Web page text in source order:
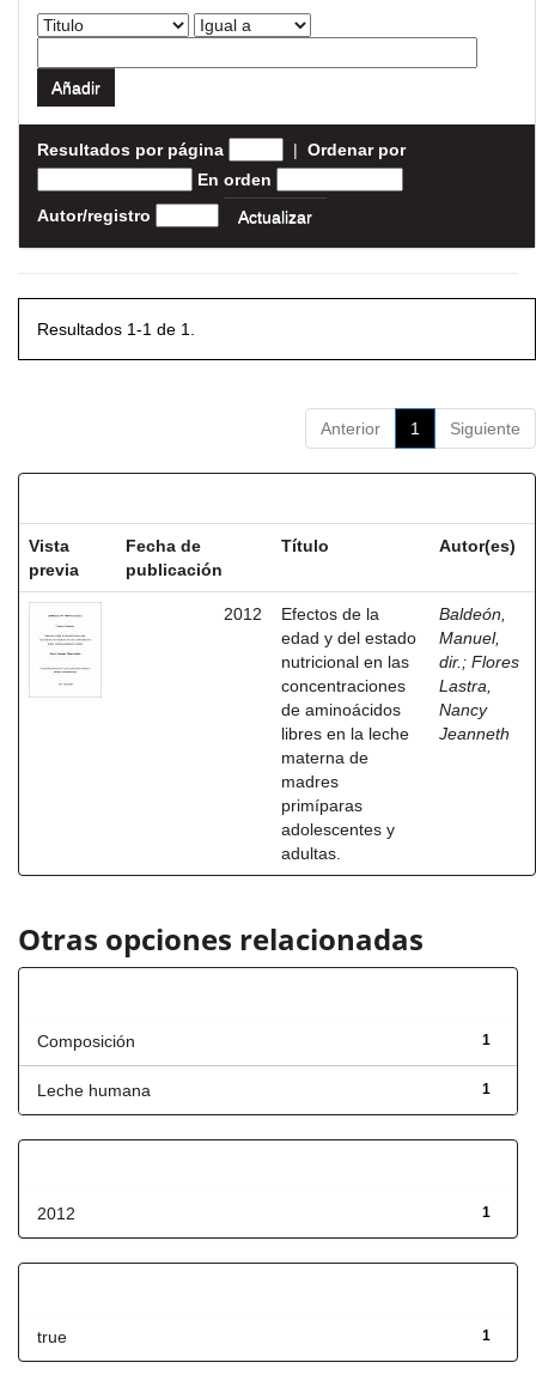
Resultados por página | Ordenar por
En orden
Autor/registro
Resultados 1-1 de 1.
Anterior 1 Siguiente
Vista
previa
Fecha de
publicación
Título Autor(es)
2012
Efectos de la
edad y del estado
nutricional en las
concentraciones
de aminoácidos
libres en la leche
materna de
madres
primíparas
adolescentes y
adultas.
Baldeón,
Manuel,
dir. ; Flores
Lastra,
Nancy
Jeanneth
Otras opciones relacionadas
1
Composición
1
Leche humana
1
2012
1
true